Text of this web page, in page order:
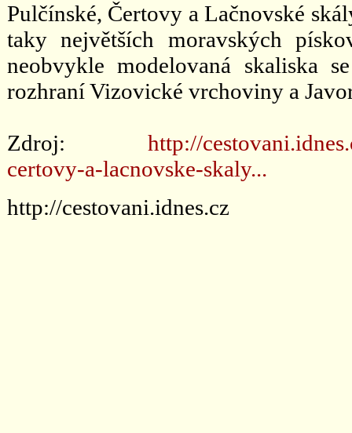
Pulčínské, Čertovy a Lačnovské
taky největších moravských
neobvykle modelovaná skaliska
rozhraní Vizovické vrchoviny a
Zdroj: http://
certovy-a-lacnovske-skaly...
http://cestovani.idnes.cz